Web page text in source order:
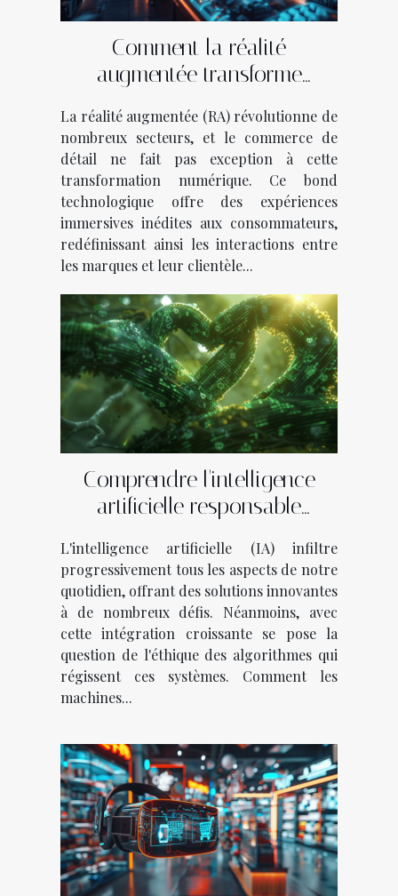
Comment la réalité
augmentée transforme
détail
La réalité augmentée (RA) révolutionne de
nombreux secteurs, et le commerce de
détail ne fait pas exception à cette
transformation numérique. Ce bond
technologique offre des expériences
immersives inédites aux consommateurs,
redéfinissant ainsi les interactions entre
les marques et leur clientèle...
Comprendre l'intelligence
artificielle responsable
peuvent être éthiques
L'intelligence artificielle (IA) infiltre
progressivement tous les aspects de notre
quotidien, offrant des solutions innovantes
à de nombreux défis. Néanmoins, avec
cette intégration croissante se pose la
question de l'éthique des algorithmes qui
régissent ces systèmes. Comment les
machines...